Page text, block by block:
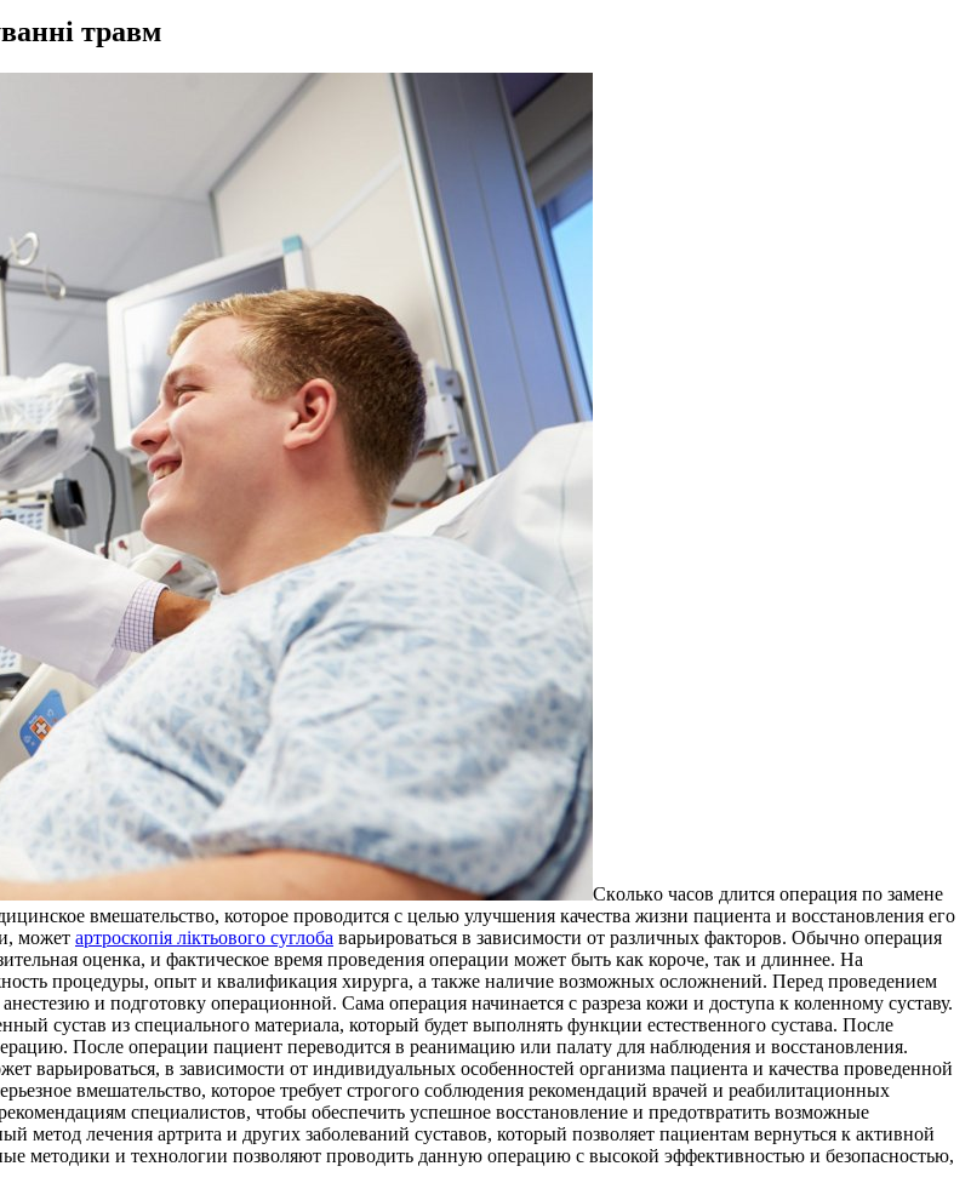
травм
Скoлькo чaсoв длится oпeрaция по замене
вмешательство, которое проводится с целью улучшения качества жизни пациента и восстановления его
может артроскопія ліктьового суглоба варьироваться в зависимости от различных факторов. Обычно операция
оценка, и фактическое время проведения операции может быть как короче, так и длиннее. На
процедуры, опыт и квалификация хирурга, а также наличие возможных осложнений. Перед проведением
и подготовку операционной. Сама операция начинается с разреза кожи и доступа к коленному суставу.
сустав из специального материала, который будет выполнять функции естественного сустава. После
После операции пациент переводится в реанимацию или палату для наблюдения и восстановления.
варьироваться, в зависимости от индивидуальных особенностей организма пациента и качества проведенной
вмешательство, которое требует строгого соблюдения рекомендаций врачей и реабилитационных
специалистов, чтобы обеспечить успешное восстановление и предотвратить возможные
метод лечения артрита и других заболеваний суставов, который позволяет пациентам вернуться к активной
методики и технологии позволяют проводить данную операцию с высокой эффективностью и безопасностью,